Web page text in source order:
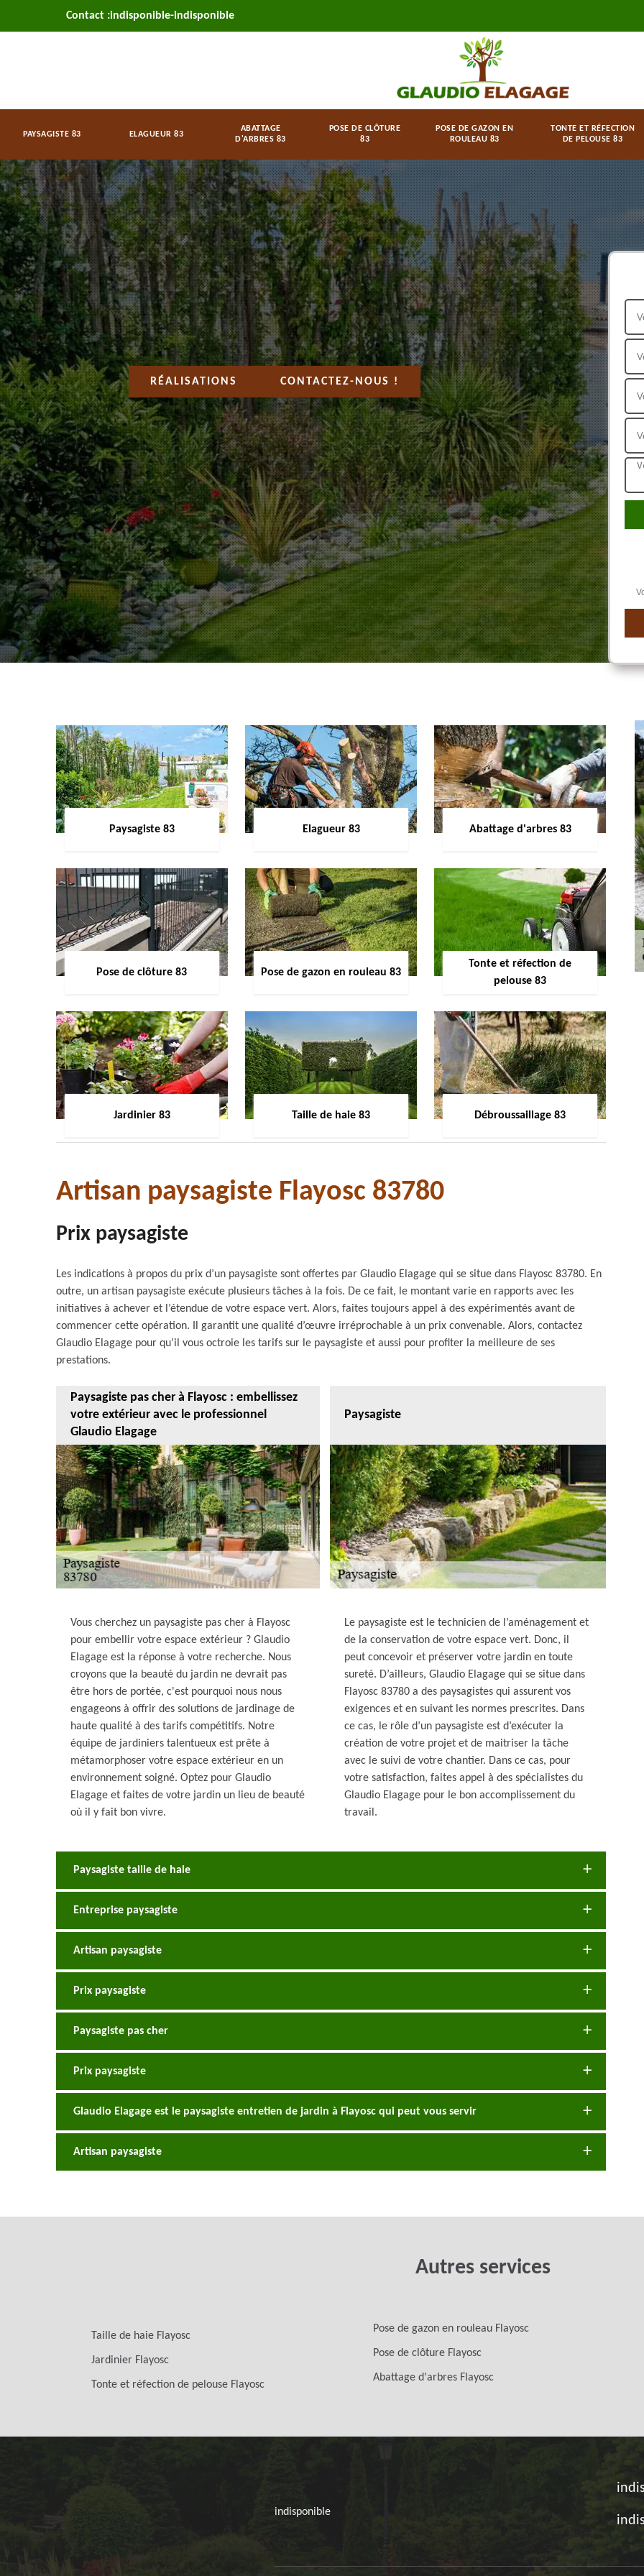
Contact :indisponible-indisponible
PAYSAGISTE 83 ELAGUEUR 83
ABATTAGE
D'ARBRES 83
POSE DE CLÔTURE
83
POSE DE GAZON EN
ROULEAU 83
TONTE ET RÉFECTION
DE PELOUSE 83
RÉALISATIONS CONTACTEZ-NOUS !
Paysagiste 83 Elagueur 83 Abattage d'arbres 83
Pose de clôture 83 Pose de gazon en rouleau 83
Tonte et réfection de
pelouse 83
Jardinier 83 Taille de haie 83 Débroussaillage 83
Artisan paysagiste Flayosc 83780
Prix paysagiste
Les indications à propos du prix d’un paysagiste sont offertes par Glaudio Elagage qui se situe dans Flayosc 83780. En
outre, un artisan paysagiste exécute plusieurs tâches à la fois. De ce fait, le montant varie en rapports avec les
initiatives à achever et l’étendue de votre espace vert. Alors, faites toujours appel à des expérimentés avant de
commencer cette opération. Il garantit une qualité d’œuvre irréprochable à un prix convenable. Alors, contactez
Glaudio Elagage pour qu’il vous octroie les tarifs sur le paysagiste et aussi pour profiter la meilleure de ses
prestations.
Paysagiste pas cher à Flayosc : embellissez
votre extérieur avec le professionnel
Glaudio Elagage
Vous cherchez un paysagiste pas cher à Flayosc
pour embellir votre espace extérieur ? Glaudio
Elagage est la réponse à votre recherche. Nous
croyons que la beauté du jardin ne devrait pas
être hors de portée, c'est pourquoi nous nous
engageons à offrir des solutions de jardinage de
haute qualité à des tarifs compétitifs. Notre
équipe de jardiniers talentueux est prête à
métamorphoser votre espace extérieur en un
environnement soigné. Optez pour Glaudio
Elagage et faites de votre jardin un lieu de beauté
où il y fait bon vivre.
Paysagiste
Le paysagiste est le technicien de l’aménagement et
de la conservation de votre espace vert. Donc, il
peut concevoir et préserver votre jardin en toute
sureté. D’ailleurs, Glaudio Elagage qui se situe dans
Flayosc 83780 a des paysagistes qui assurent vos
exigences et en suivant les normes prescrites. Dans
ce cas, le rôle d’un paysagiste est d’exécuter la
création de votre projet et de maitriser la tâche
avec le suivi de votre chantier. Dans ce cas, pour
votre satisfaction, faites appel à des spécialistes du
Glaudio Elagage pour le bon accomplissement du
travail.
Paysagiste taille de haie
Entreprise paysagiste
Artisan paysagiste
Prix paysagiste
Paysagiste pas cher
Prix paysagiste
Glaudio Elagage est le paysagiste entretien de jardin à Flayosc qui peut vous servir
Artisan paysagiste
Autres services
Taille de haie Flayosc
Jardinier Flayosc
Tonte et réfection de pelouse Flayosc
Pose de gazon en rouleau Flayosc
Pose de clôture Flayosc
Abattage d'arbres Flayosc
indisponible